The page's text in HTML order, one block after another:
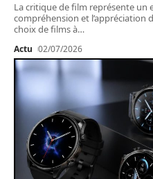
La critique de film représente un
compréhension et l’appréciation
choix de films à…
Actu 02/07/2026